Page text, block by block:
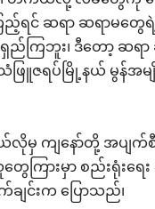
ရင် ဆရာ ဆရာမတွေ
ြဘူး၊ ဒီတော့ ဆရ
ဇရပ်မြို့နယ် မွန်အမျို
မှ ကျနော်တို့ အပျက်စီ
ကြားမှာ စည်းရုံးရေ
ျင်းက ပြောသည်၊